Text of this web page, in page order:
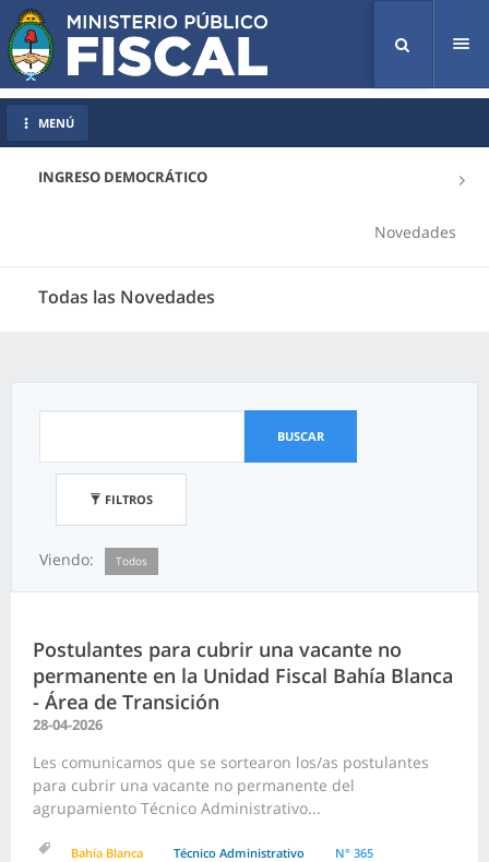
INGRESO DEMOCRÁTICO
Novedades
Todas las Novedades
MENÚ
BUSCAR
FILTROS
Viendo: Todos
Postulantes para cubrir una vacante no
permanente en la Unidad Fiscal Bahía Blanca
- Área de Transición
28-04-2026
Les comunicamos que se sortearon los/as postulantes
para cubrir una vacante no permanente del
agrupamiento Técnico Administrativo...
Bahía Blanca Técnico Administrativo N° 365